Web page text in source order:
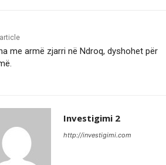
me armë zjarri në Ndroq, dyshohet për
Investigimi 2
http://investigimi.com